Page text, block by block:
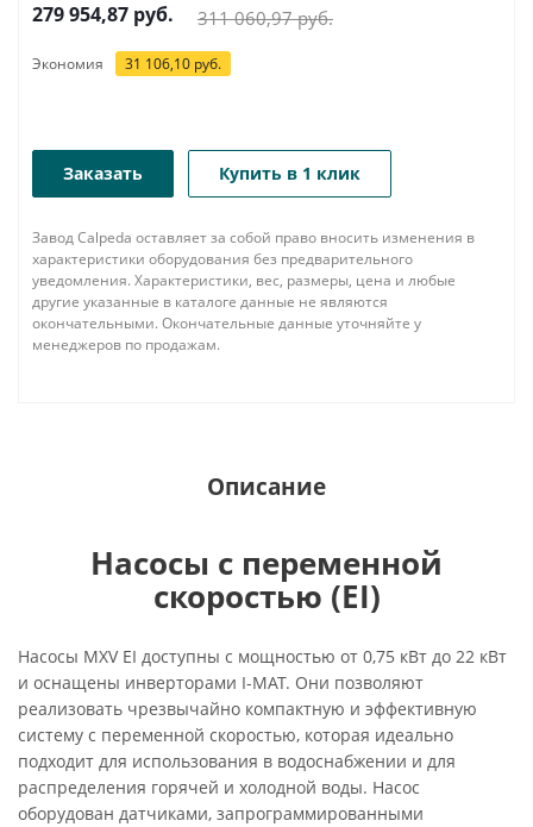
279 954,87 руб. 311 060,97руб.
Экономия 31 106,10 руб.
Заказать Купить в 1 клик
Завод Calpeda оставляет за собой право вносить изменения в
характеристики оборудования без предварительного
уведомления. Характеристики, вес, размеры, цена и любые
другие указанные в каталоге данные не являются
окончательными. Окончательные данные уточняйте у
менеджеров по продажам.
Описание
Насосы с переменной
скоростью (EI)
Насосы MXV EI доступны с мощностью от 0,75 кВт до 22 кВт
и оснащены инверторами I-MAT. Они позволяют
реализовать чрезвычайно компактную и эффективную
систему с переменной скоростью, которая идеально
подходит для использования в водоснабжении и для
распределения горячей и холодной воды. Насос
оборудован датчиками, запрограммированными